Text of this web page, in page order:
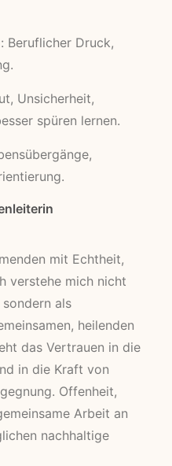
Beruflicher Druck,
Unsicherheit,
spüren lernen.
mit Echtheit,
verstehe mich nicht
als
heilenden
das Vertrauen in die
in die Kraft von
Offenheit,
Arbeit an
nachhaltige